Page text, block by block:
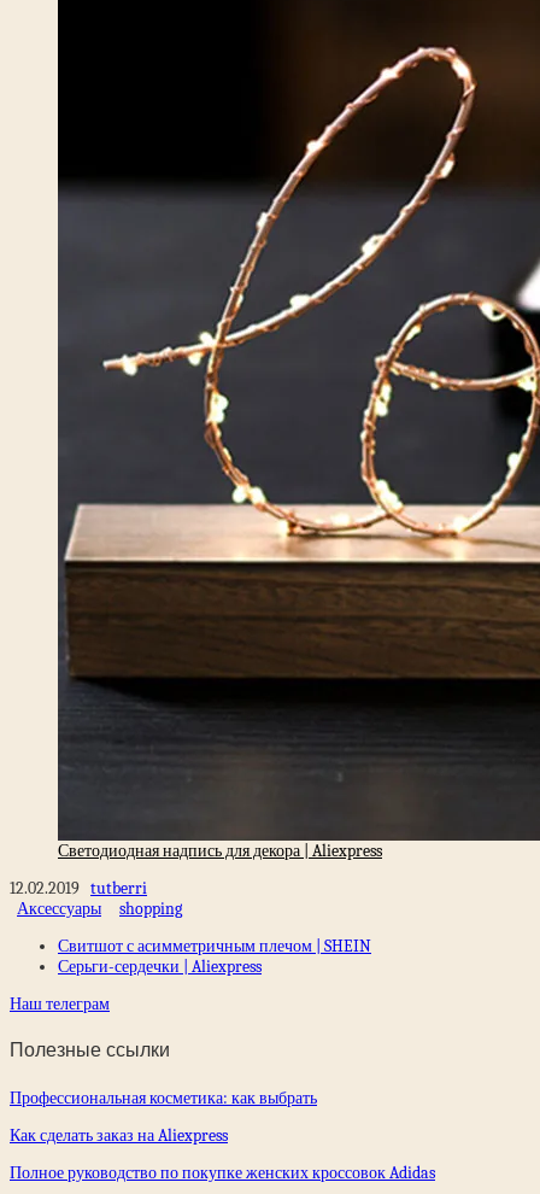
Светодиодная надпись для декора | Aliexpress
12.02.2019 tutberri
Аксессуары
shopping
Свитшот с асимметричным плечом | SHEIN
Серьги-сердечки | Aliexpress
Наш телеграм
Полезные ссылки
Профессиональная косметика: как выбрать
Как сделать заказ на Aliexpress
Полное руководство по покупке женских кроссовок Adidas